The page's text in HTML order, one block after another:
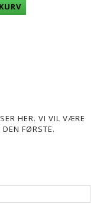
HER. VI VIL VÆRE
FØRSTE.